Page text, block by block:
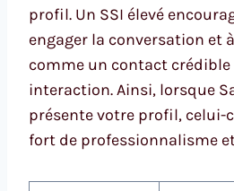
profil. Un SSI élevé
engager la conversation et
comme un contact crédible
interaction. Ainsi, lorsque
présente votre profil, celui-
fort de professionnalisme